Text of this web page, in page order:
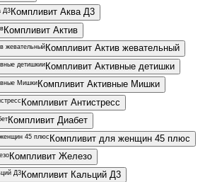
Компливит Аква Д3
Компливит Актив
Компливит Актив жевательный
Компливит Активные детишки
Компливит Активные Мишки
Компливит Антистресс
Компливит Диабет
Компливит для женщин 45 плюс
Компливит Железо
Компливит Кальций Д3